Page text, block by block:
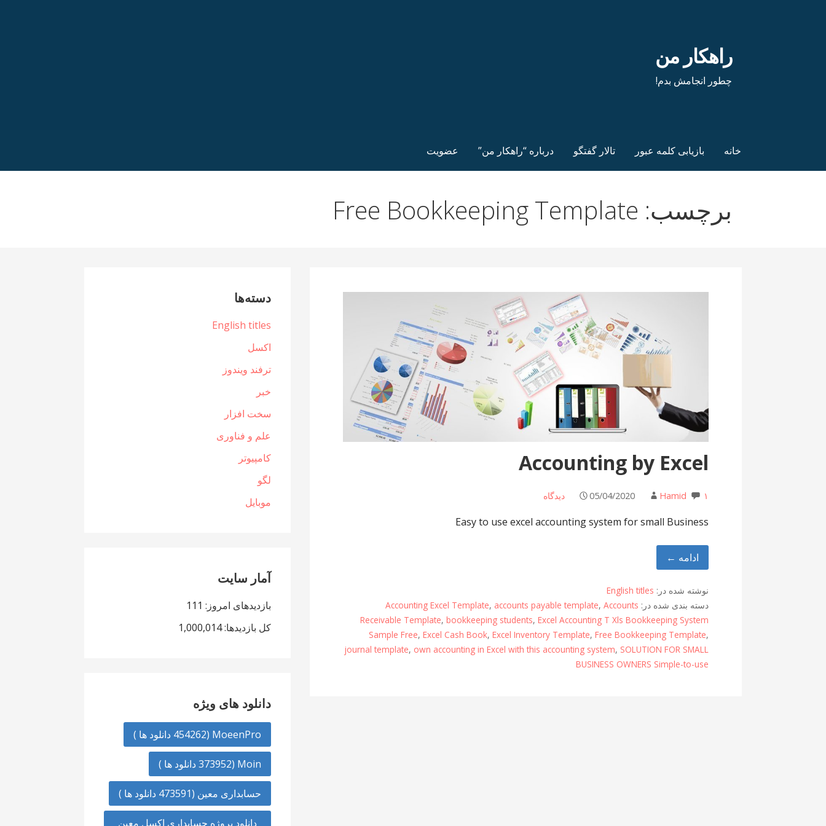
راهکار من
چطور انجامش بدم!
خانه بازیابی کلمه عبور تالار گفتگو درباره “راهکار من” عضویت
برچسب: Free Bookkeeping Template
Accounting by Excel
05/04/2020 Hamid ۱ دیدگاه
Easy to use excel accounting system for small Business
ادامه ←
نوشته شده در: English titles
دسته بندی شده در:
Accounting Excel Template, accounts payable template, Accounts
Receivable Template, bookkeeping students, Excel Accounting T Xls Bookkeeping System
Sample Free, Excel Cash Book, Excel Inventory Template, Free Bookkeeping Template,
journal template, own accounting in Excel with this accounting system, SOLUTION FOR SMALL
BUSINESS OWNERS Simple-to-use
دسته‌ها
English titles
اکسل
ترفند ویندوز
خبر
سخت افزار
علم و فناوری
کامپیوتر
لگو
موبایل
آمار سایت
بازدیدهای امروز: 111
کل بازدیدها:1,000,014
دانلود های ویژه
MoeenPro (454262 دانلود ها )
Moin (373952 دانلود ها )
حسابداری معین (473591 دانلود ها )
دانلود پروژه حسابداری اکسل معین